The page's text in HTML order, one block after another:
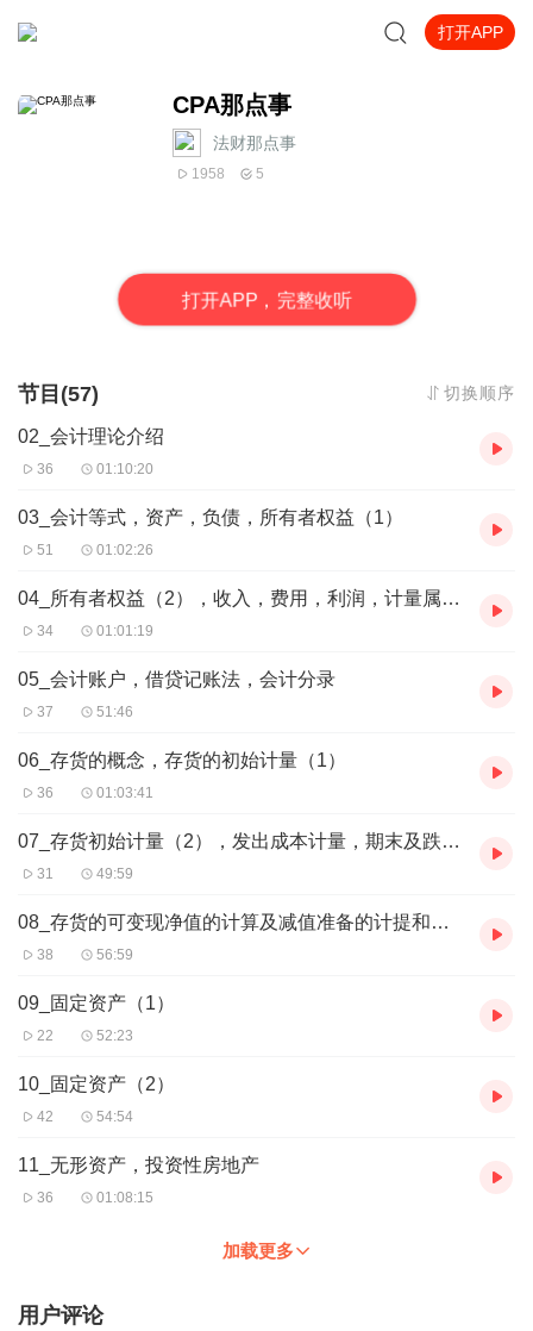
打开APP
CPA那点事
法财那点事
1958 5
打开APP，完整收听
节目(57) 切换顺序
02_会计理论介绍
36 01:10:20
03_会计等式，资产，负债，所有者权益（1）
51 01:02:26
04_所有者权益（2），收入，费用，利润，计量属性，会计科目
34 01:01:19
05_会计账户，借贷记账法，会计分录
37 51:46
06_存货的概念，存货的初始计量（1）
36 01:03:41
07_存货初始计量（2），发出成本计量，期末及跌价准备计量原则
31 49:59
08_存货的可变现净值的计算及减值准备的计提和转回，存货清查
38 56:59
09_固定资产（1）
22 52:23
10_固定资产（2）
42 54:54
11_无形资产，投资性房地产
36 01:08:15
加载更多
用户评论